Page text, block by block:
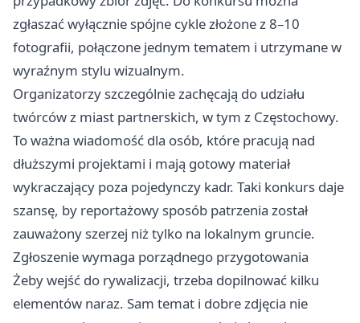
zgłaszać wyłącznie spójne cykle złożone z 8–10
fotografii, połączone jednym tematem i utrzymane w
wyraźnym stylu wizualnym.
Organizatorzy szczególnie zachęcają do udziału
twórców z miast partnerskich, w tym z Częstochowy.
To ważna wiadomość dla osób, które pracują nad
dłuższymi projektami i mają gotowy materiał
wykraczający poza pojedynczy kadr. Taki konkurs daje
szansę, by reportażowy sposób patrzenia został
zauważony szerzej niż tylko na lokalnym gruncie.
Zgłoszenie wymaga porządnego przygotowania
Żeby wejść do rywalizacji, trzeba dopilnować kilku
elementów naraz. Sam temat i dobre zdjęcia nie